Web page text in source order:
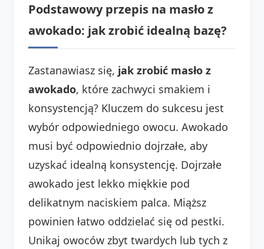
Podstawowy przepis na masło z
awokado: jak zrobić idealną bazę?
Zastanawiasz się, jak zrobić masło z
awokado, które zachwyci smakiem i
konsystencją? Kluczem do sukcesu jest
wybór odpowiedniego owocu. Awokado
musi być odpowiednio dojrzałe, aby
uzyskać idealną konsystencję. Dojrzałe
awokado jest lekko miękkie pod
delikatnym naciskiem palca. Miąższ
powinien łatwo oddzielać się od pestki.
Unikaj owoców zbyt twardych lub tych z